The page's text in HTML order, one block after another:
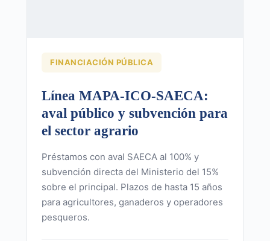
FINANCIACIÓN PÚBLICA
Línea MAPA-ICO-SAECA:
aval público y subvención para
el sector agrario
Préstamos con aval SAECA al 100% y
subvención directa del Ministerio del 15%
sobre el principal. Plazos de hasta 15 años
para agricultores, ganaderos y operadores
pesqueros.